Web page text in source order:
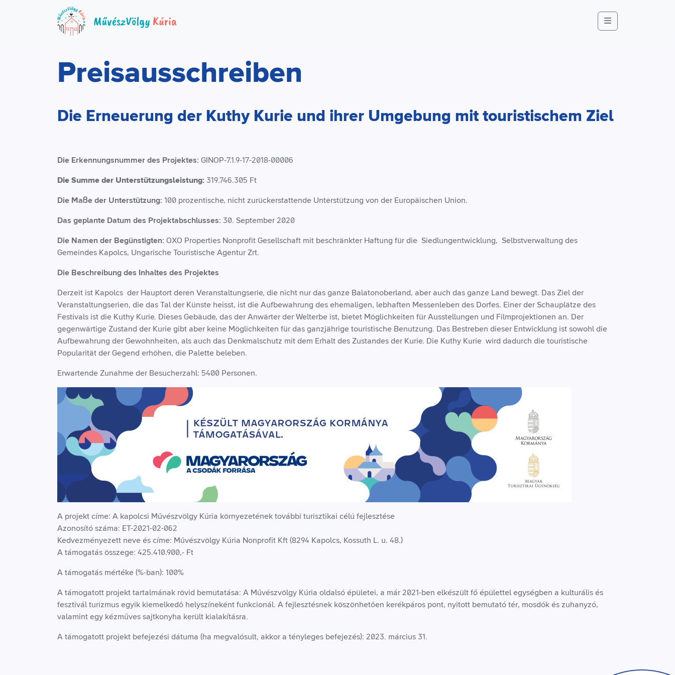
Menu
Preisausschreiben
Die Erneuerung der Kuthy Kurie und ihrer Umgebung mit touristischem Ziel
Die Erkennungsnummer des Projektes: GINOP-7.1.9-17-2018-00006
Die Summe der Unterstützungsleistung: 319.746.305 Ft
Die Maße der Unterstützung: 100 prozentische, nicht zurückerstattende Unterstützung von der Europäischen Union.
Das geplante Datum des Projektabschlusses: 30. September 2020
Die Namen der Begünstigten: OXO Properties Nonprofit Gesellschaft mit beschränkter Haftung für die Siedlungentwicklung, Selbstverwaltung des
Gemeindes Kapolcs, Ungarische Touristische Agentur Zrt.
Die Beschreibung des Inhaltes des Projektes
Derzeit ist Kapolcs der Hauptort deren Veranstaltungserie, die nicht nur das ganze Balatonoberland, aber auch das ganze Land bewegt. Das Ziel der
Veranstaltungserien, die das Tal der Künste heisst, ist die Aufbewahrung des ehemaligen, lebhaften Messenleben des Dorfes. Einer der Schauplätze des
Festivals ist die Kuthy Kurie. Dieses Gebäude, das der Anwärter der Welterbe ist, bietet Möglichkeiten für Ausstellungen und Filmprojektionen an. Der
gegenwärtige Zustand der Kurie gibt aber keine Möglichkeiten für das ganzjährige touristische Benutzung. Das Bestreben dieser Entwicklung ist sowohl die
Aufbewahrung der Gewohnheiten, als auch das Denkmalschutz mit dem Erhalt des Zustandes der Kurie. Die Kuthy Kurie wird dadurch die touristische
Popularität der Gegend erhöhen, die Palette beleben.
Erwartende Zunahme der Besucherzahl: 5400 Personen.
A projekt címe: A kapolcsi Művészvölgy Kúria környezetének további turisztikai célú fejlesztése
Azonosító száma: ET-2021-02-062
Kedvezményezett neve és címe: Művészvölgy Kúria Nonprofit Kft (8294 Kapolcs, Kossuth L. u. 48.)
A támogatás összege: 425.410.900,- Ft
A támogatás mértéke (%-ban): 100%
A támogatott projekt tartalmának rövid bemutatása: A Művészvölgy Kúria oldalsó épületei, a már 2021-ben elkészült fő épülettel egységben a kulturális és
fesztivál turizmus egyik kiemelkedő helyszíneként funkcionál. A fejlesztésnek köszönhetően kerékpáros pont, nyitott bemutató tér, mosdók és zuhanyzó,
valamint egy kézműves sajtkonyha került kialakításra.
A támogatott projekt befejezési dátuma (ha megvalósult, akkor a tényleges befejezés): 2023. március 31.